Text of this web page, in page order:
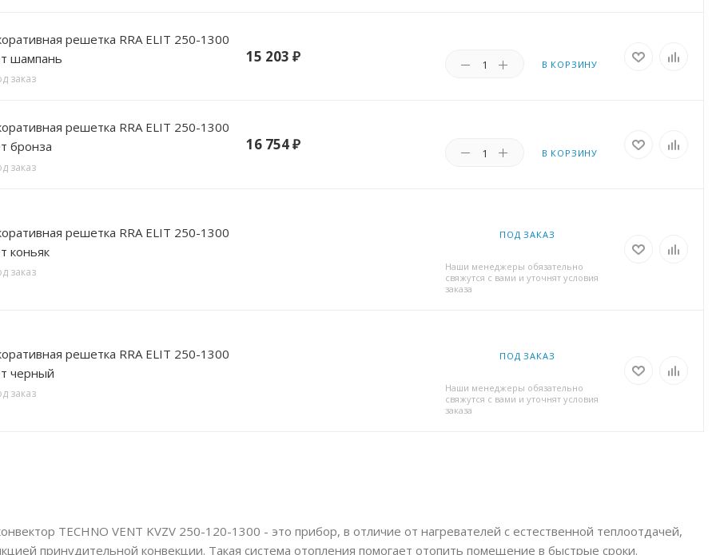
решетка RRA ELIT 250-1300
шампань
заказ
15 203 ₽ В КОРЗИНУ
решетка RRA ELIT 250-1300
бронза
заказ
16 754₽ В КОРЗИНУ
решетка RRA ELIT 250-1300
коньяк
заказ
ПОД ЗАКАЗ
Наши менеджеры обязательно
свяжутся с вами и уточнят условия
заказа
решетка RRA ELIT 250-1300
черный
заказ
ПОД ЗАКАЗ
Наши менеджеры обязательно
свяжутся с вами и уточнят условия
заказа
TECHNO VENT KVZV 250-120-1300 - это прибор, в отличие от нагревателей с естественной теплоотдачей,
принудительной конвекции. Такая система отопления помогает отопить помещение в быстрые сроки.